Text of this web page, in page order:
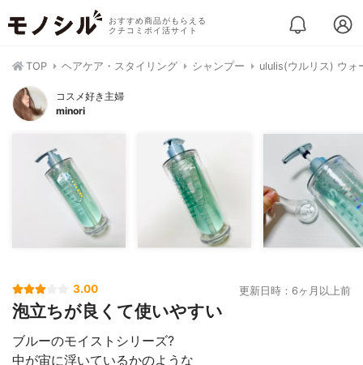
おすすめ商品がもらえる
クチコミポイ活サイト
TOP ヘアケア・スタイリング シャンプー ululis(ウルリス) ウォ
コスメ好き主婦
minori
3.00 更新日時：6ヶ月以上前
泡立ちが良くて使いやすい
ブルーのモイストシリーズ?
中が宙に浮いているかのような